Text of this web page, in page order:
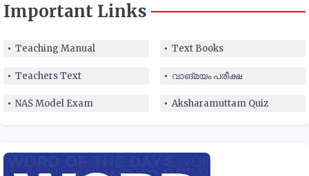
Important Links
Teaching Manual Text Books
Teachers Text വാങ്മയം പരീക്ഷ
NAS Model Exam Aksharamuttam Quiz